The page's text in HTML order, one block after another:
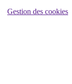
Gestion des cookies